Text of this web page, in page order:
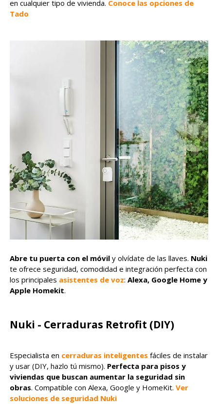
en cualquier tipo de vivienda. Conoce las opciones de
Tado
Abre tu puerta con el móvil y olvídate de las llaves. Nuki
te ofrece seguridad, comodidad e integración perfecta con
los principales asistentes de voz: Alexa, Google Home y
Apple Homekit.
Nuki - Cerraduras Retrofit (DIY)
Especialista en cerraduras inteligentes fáciles de instalar
y usar (DIY, hazlo tú mismo). Perfecta para pisos y
viviendas que buscan aumentar la seguridad sin
obras. Compatible con Alexa, Google y HomeKit. Ver
soluciones de seguridad Nuki